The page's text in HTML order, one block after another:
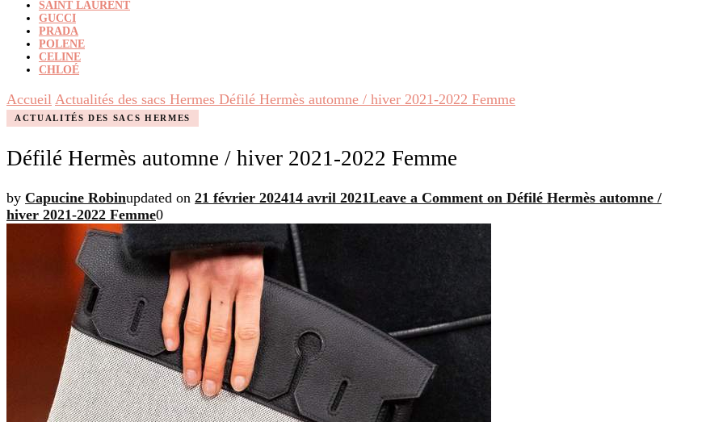
SAINT LAURENT
GUCCI
PRADA
POLENE
CELINE
CHLOÉ
Accueil Actualités des sacs Hermes Défilé Hermès automne / hiver 2021-2022 Femme
ACTUALITÉS DES SACS HERMES
Défilé Hermès automne / hiver 2021-2022 Femme
by Capucine Robinupdated on 21 février 202414 avril 2021Leave a Comment on Défilé Hermès automne /
hiver 2021-2022 Femme0